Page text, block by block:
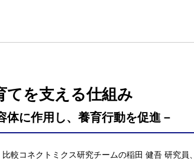
てを支える仕組み
体に作用し、養育行動を促進－
較コネクトミクス研究チームの稲田 健吾 研究